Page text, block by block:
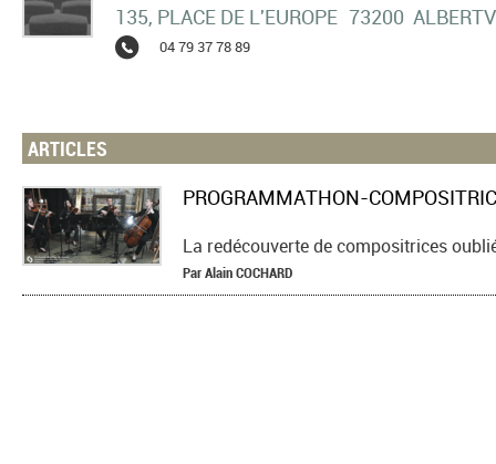
135, PLACE DE L'EUROPE 73200
04 79 37 78 89
ARTICLES
La redécouverte de compositrices
ParAlainCOCHARD